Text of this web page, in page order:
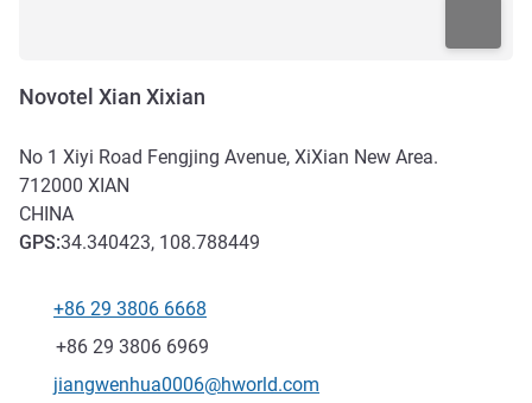
Novotel Xian Xixian
No 1 Xiyi Road Fengjing Avenue, XiXian New Area.
712000 XIAN
CHINA
GPS:34.340423, 108.788449
Teléfono
+86 29 3806 6668
Fax
+86 29 3806 6969
Correo electrónico de contacto
jiangwenhua0006@hworld.com